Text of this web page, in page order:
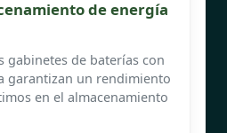
de energía
gabinetes de baterías con
garantizan un rendimiento
en el almacenamiento